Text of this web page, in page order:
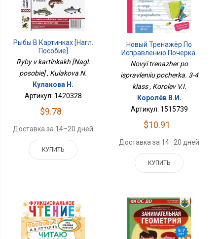
Рыбы В Картинках [Нагл.
Пособие]
Ryby v kartinkakh [Nagl.
posobie] , Kulakova N.
Кулакова Н.
Артикул: 1420328
$9.78
Доставка за 14–20 дней
КУПИТЬ
Новый Тренажёр По
Исправлению Почерка.
3-4 Класс
Novyi trenazher po
ispravleniiu pocherka. 3-4
klass , Korolev V.I.
Королёв В.И.
Артикул: 1515739
$10.91
Доставка за 14–20 дней
КУПИТЬ